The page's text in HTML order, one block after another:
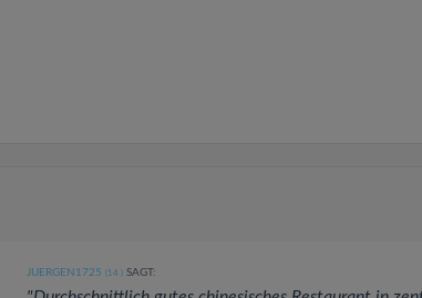
JUERGEN1725 (14 )SAGT: